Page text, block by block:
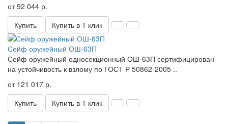
от 92 044 р.
Купить
Купить в 1 клик
Сейф оружейный ОШ-63П
Сейф оружейный односекционный ОШ-63П сертифицирован
на устойчивость к взлому по ГОСТ Р 50862-2005 ..
от 121 017 р.
Купить
Купить в 1 клик